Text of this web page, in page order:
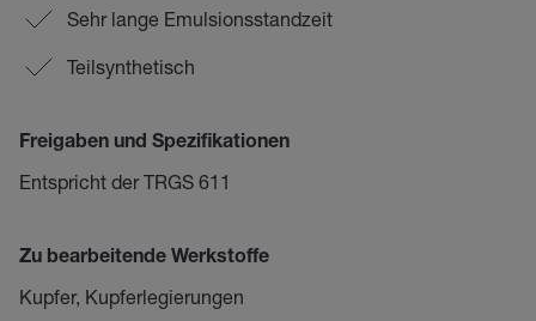
Sehr lange Emulsionsstandzeit
Teilsynthetisch
Freigaben und Spezifikationen
Entspricht der TRGS 611
Zu bearbeitende Werkstoffe
Kupfer, Kupferlegierungen